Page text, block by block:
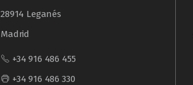
28914 Leganés
Madrid
+34 916 486 455
+34 916 486 330